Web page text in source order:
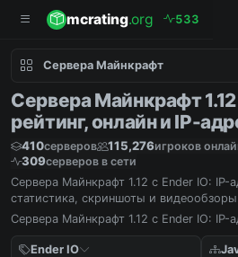
mcrating.org 533
Сервера Майнкрафт
Сервера Майнкрафт 1.12
рейтинг, онлайн и IP-
410серверов 115,276игроков
309серверов в сети
Сервера Майнкрафт 1.12 с Ender IO: IP-
статистика, скриншоты и
Сервера Майнкрафт 1.12 с Ender IO: IP-
Ender IO